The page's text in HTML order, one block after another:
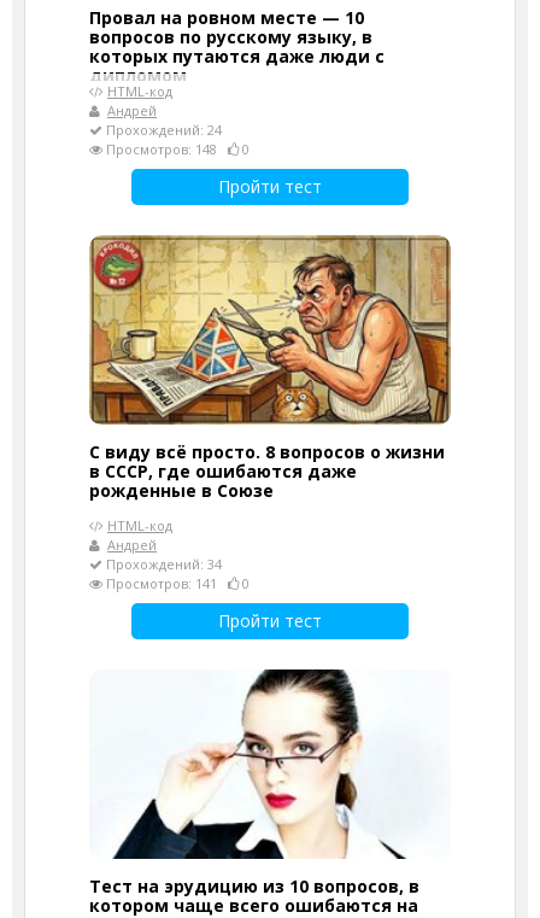
Провал на ровном месте — 10
вопросов по русскому языку, в
которых путаются даже люди с
дипломом
HTML-код
Андрей
Прохождений: 24
Просмотров: 148
0
Пройти тест
С виду всё просто. 8 вопросов о жизни
в СССР, где ошибаются даже
рожденные в Союзе
HTML-код
Андрей
Прохождений: 34
Просмотров: 141
0
Пройти тест
Тест на эрудицию из 10 вопросов, в
котором чаще всего ошибаются на